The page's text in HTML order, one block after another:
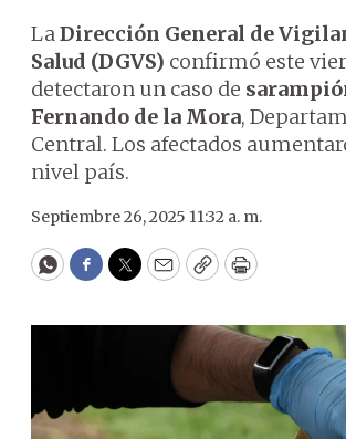
LaDirección General de
Salud (DGVS) confirmó este
detectaron un caso de
Fernando de la Mora,
Central. Los afectados
nivel país.
Septiembre 26, 2025 11:32 a. m.
WhatsApp
Facebook
Twitter
EmailCopyPrint